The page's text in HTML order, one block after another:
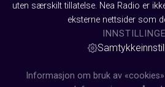
uten særskilt tillatelse. Nea Radio er
eksterne nettsider som
Informasjon om bruk av